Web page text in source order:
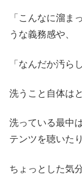
「こんなに溜ま
うな義務感や、
「なんだか汚ら
洗うこと自体は
洗っている最中
テンツを聴いたり
ちょっとした気